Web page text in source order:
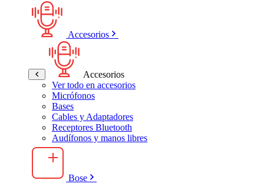
Accesorios
Accesorios
Ver todo en accesorios
Micrófonos
Bases
Cables y Adaptadores
Receptores Bluetooth
Audífonos y manos libres
Bose